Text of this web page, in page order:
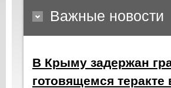
Важные новости
В Крыму задержан
готовящемся теракте